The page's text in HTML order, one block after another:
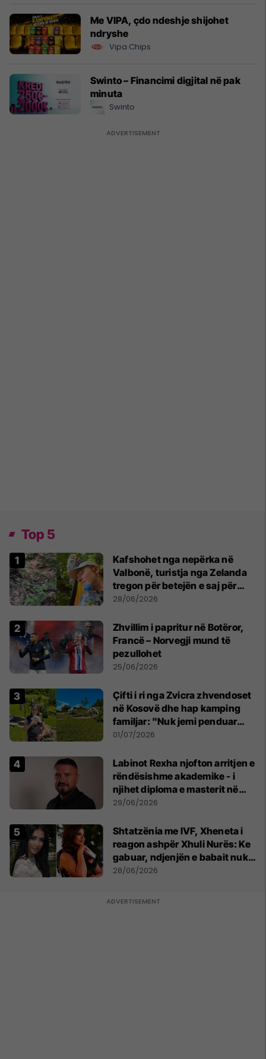
Me VIPA, çdo ndeshje shijohet
ndryshe
Vipa Chips
Swinto – Financimi digjital në pak
minuta
Swinto
Top 5
Kafshohet nga nepërka në
Valbonë, turistja nga Zelanda
tregon për betejën e saj për
mbijetesë
28/06/2026
Zhvillim i papritur në Botëror,
Francë – Norvegji mund të
pezullohet
25/06/2026
Çifti i ri nga Zvicra zhvendoset
në Kosovë dhe hap kamping
familjar: "Nuk jemi penduar
asnjë ditë"
01/07/2026
Labinot Rexha njofton arritjen e
rëndësishme akademike - i
njihet diploma e masterit në
Psikologji në Zvicër
29/06/2026
Shtatzënia me IVF, Xheneta i
reagon ashpër Xhuli Nurës: Ke
gabuar, ndjenjën e babait nuk
mund t'ia plotësosh kurrë
28/06/2026